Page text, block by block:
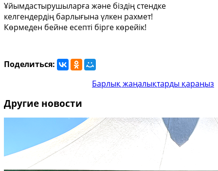
Ұйымдастырушыларға және біздің стендке
келгендердің барлығына үлкен рахмет!
Көрмеден бейне есепті бірге көрейік!
Поделиться:
Барлық жаңалықтарды қараңыз
Другие новости